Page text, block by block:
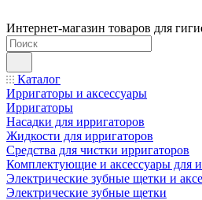
Интернет-магазин товаров для
Каталог
Ирригаторы и аксессуары
Ирригаторы
Насадки для ирригаторов
Жидкости для ирригаторов
Средства для чистки ирригаторов
Комплектующие и аксессуары для
Электрические зубные щетки и
Электрические зубные щетки